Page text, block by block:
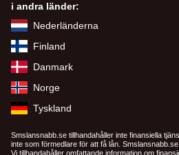
i andra länder:
Nederländerna
Finland
Danmark
Norge
Tyskland
Smslansnabb.se tillhandahåller inte finansiella
inte som förmedlare för att få lån.
Vi tillhandahåller omfattande information om